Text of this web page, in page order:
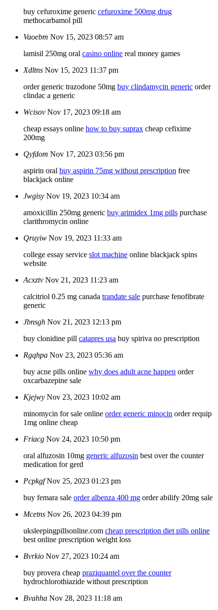
buy cefuroxime generic cefuroxime 500mg drug
methocarbamol pill
Vaoebm Nov 15, 2023 08:57 am
lamisil 250mg oral casino online real money games
Xdltns Nov 15, 2023 11:37 pm
order generic trazodone 50mg buy clindamycin generic order
clindac a generic
Wcisov Nov 17, 2023 09:18 am
cheap essays online how to buy suprax cheap cefixime
200mg
Qyfdom Nov 17, 2023 03:56 pm
aspirin oral buy aspirin 75mg without prescription free
blackjack online
Jwgisy Nov 19, 2023 10:34 am
amoxicillin 250mg generic buy arimidex 1mg pills purchase
clarithromycin online
Qruyiw Nov 19, 2023 11:33 am
college essay service slot machine online blackjack spins
website
Acxztv Nov 21, 2023 11:23 am
calcitriol 0.25 mg canada trandate sale purchase fenofibrate
generic
Jbnsgh Nov 21, 2023 12:13 pm
buy clonidine pill catapres usa buy spiriva no prescription
Rgqhpa Nov 23, 2023 05:36 am
buy acne pills online why does adult acne happen order
oxcarbazepine sale
Kjejwy Nov 23, 2023 10:02 am
minomycin for sale online order generic minocin order requip
1mg online cheap
Friacg Nov 24, 2023 10:50 pm
oral alfuzosin 10mg generic alfuzosin best over the counter
medication for gerd
Pcpkgf Nov 25, 2023 01:23 pm
buy femara sale order albenza 400 mg order abilify 20mg sale
Mcetns Nov 26, 2023 04:39 pm
uksleepingpillsonline.com cheap prescription diet pills online
best online prescription weight loss
Bvrkio Nov 27, 2023 10:24 am
buy provera cheap praziquantel over the counter
hydrochlorothiazide without prescription
Bvahha Nov 28, 2023 11:18 am